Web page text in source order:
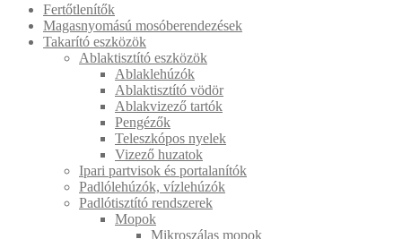
Fertőtlenítők
Magasnyomású mosóberendezések
Takarító eszközök
Ablaktisztító eszközök
Ablaklehúzók
Ablaktisztító vödör
Ablakvizező tartók
Pengézők
Teleszkópos nyelek
Vizező huzatok
Ipari partvisok és portalanítók
Padlólehúzók, vízlehúzók
Padlótisztító rendszerek
Mopok
Mikroszálas mopok